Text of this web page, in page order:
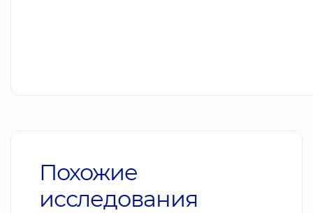
Похожие
исследования